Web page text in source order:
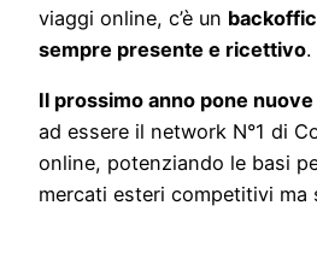
viaggi online, c’è un
sempre presente e ricettivo.
Il prossimo anno pone
ad essere il network N°1 di
online, potenziando le basi
mercati esteri competitivi ma